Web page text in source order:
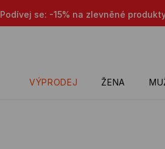
Podívej se: -15% na zlevněné
VÝPRODEJ ŽENA